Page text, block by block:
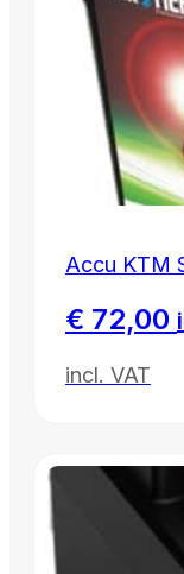
Accu KTM
€ 72,00
incl. VAT